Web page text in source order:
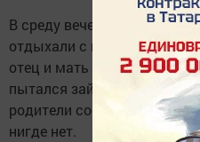
В среду вечером в
отдыхали с ней на берегу
отец и мать девочки
пытался зайти в воду.
родители собрались домой
нигде нет.